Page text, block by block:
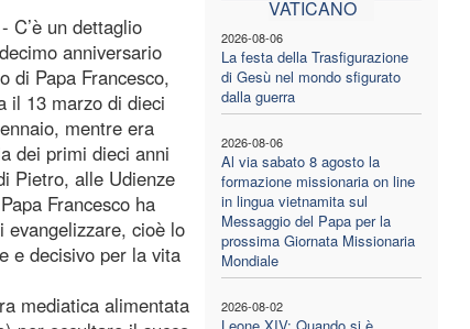
VATICANO
2026-08-06
La festa della Trasfigurazione
di Gesù nel mondo sfigurato
dalla guerra
2026-08-06
Al via sabato 8 agosto la
formazione missionaria on line
in lingua vietnamita sul
Messaggio del Papa per la
prossima Giornata Missionaria
Mondiale
2026-08-02
C’è un dettaglio
anniversario
di Papa Francesco,
il 13 marzo di dieci
mentre era
dei primi dieci anni
Pietro, alle Udienze
Francesco ha
evangelizzare, cioè lo
e decisivo per la vita
mediatica alimentata